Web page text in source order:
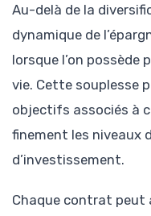
Au-delà de la
dynamique de
lorsque l’on possède
vie. Cette souplesse
objectifs associés à
finement les niveaux
d’investissement.
Chaque contrat peut